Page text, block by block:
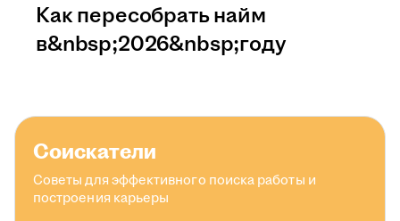
Как пересобрать найм
в&nbsp;2026&nbsp;году
Соискатели
Советы для эффективного поиска работы и
построения карьеры